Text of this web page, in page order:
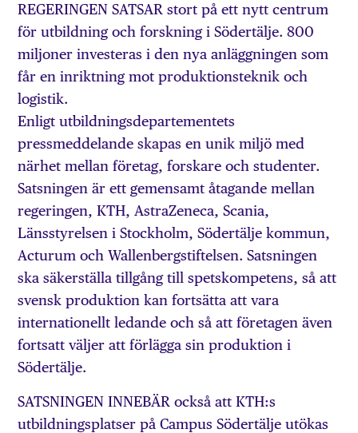
REGERINGEN SATSAR stort på ett nytt centrum
för utbildning och forskning i Södertälje. 800
miljoner investeras i den nya anläggningen som
får en inriktning mot produktionsteknik och
logistik.
Enligt utbildningsdepartementets
pressmeddelande skapas en unik miljö med
närhet mellan företag, forskare och studenter.
Satsningen är ett gemensamt åtagande mellan
regeringen, KTH, AstraZeneca, Scania,
Länsstyrelsen i Stockholm, Södertälje kommun,
Acturum och Wallenbergstiftelsen. Satsningen
ska säkerställa tillgång till spetskompetens, så att
svensk produktion kan fortsätta att vara
internationellt ledande och så att företagen även
fortsatt väljer att förlägga sin produktion i
Södertälje.
SATSNINGEN INNEBÄR också att KTH:s
utbildningsplatser på Campus Södertälje utökas